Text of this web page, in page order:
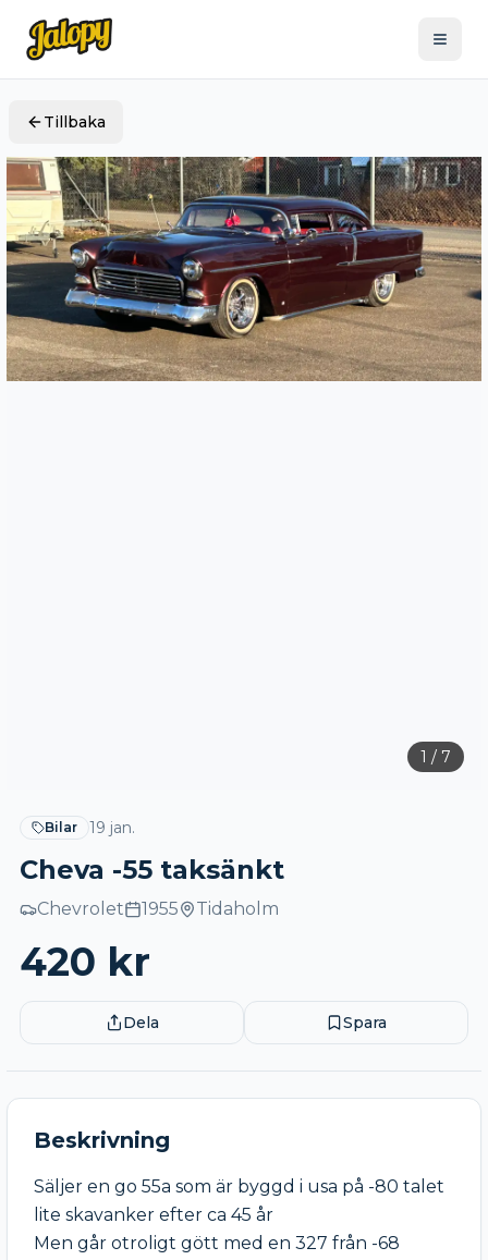
Tillbaka
1 / 7
Bilar 19 jan.
Cheva -55 taksänkt
Chevrolet 1955 Tidaholm
420 kr
Dela Spara
Beskrivning
Säljer en go 55a som är byggd i usa på -80 talet
lite skavanker efter ca 45 år
Men går otroligt gött med en 327 från -68